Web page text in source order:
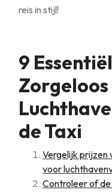
reis in stijl!
9
Zorgeloos
de Taxi
Vergelijk prijzen
voor
Controleer of